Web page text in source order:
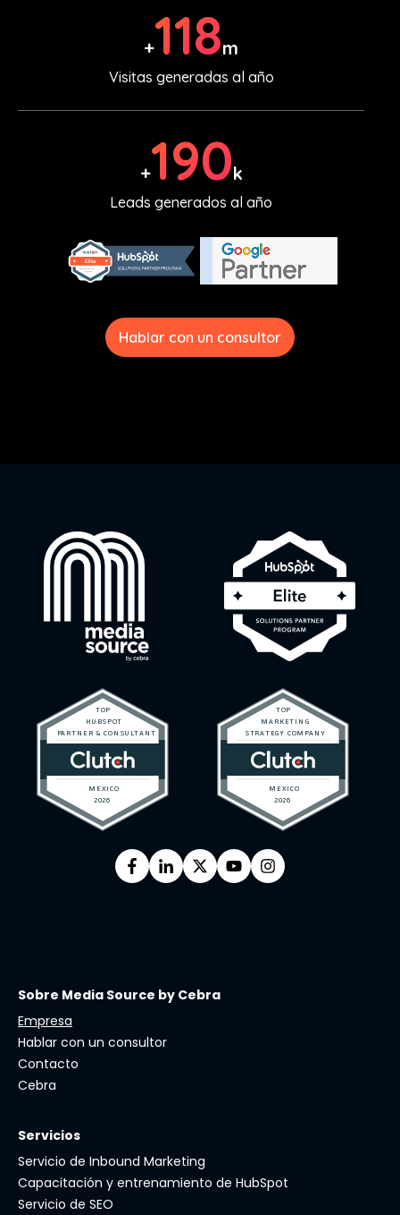
+179m
Visitas generadas al año
+288k
Leads generados al año
Hablar con un consultor
Sobre Media Source by Cebra
Empresa
Hablar con un consultor
Contacto
Cebra
Servicios
Servicio de Inbound Marketing
Capacitación y entrenamiento de HubSpot
Servicio de SEO